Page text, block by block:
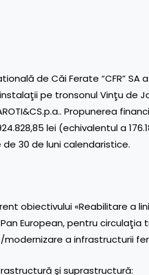
de Căi Ferate “CFR”
pe tronsonul Vinţu de
Propunerea
lei (echivalentul a
30 de luni calendaristice.
obiectivului «Reabilitare a
European, pentru
a infrastructurii
şi suprastructură: